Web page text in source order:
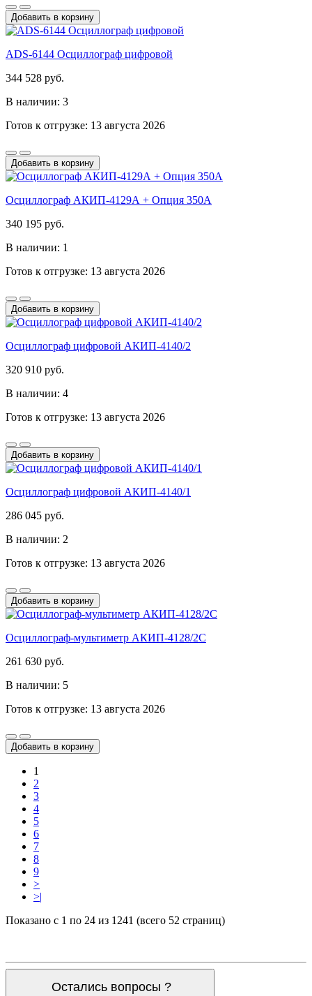
Добавить в корзину
ADS-6144 Осциллограф цифровой
344 528 руб.
В наличии: 3
Готов к отгрузке: 13 августа 2026
Добавить в корзину
Осциллограф АКИП-4129А + Опция 350А
340 195 руб.
В наличии: 1
Готов к отгрузке: 13 августа 2026
Добавить в корзину
Осциллограф цифровой АКИП-4140/2
320 910 руб.
В наличии: 4
Готов к отгрузке: 13 августа 2026
Добавить в корзину
Осциллограф цифровой АКИП-4140/1
286 045 руб.
В наличии: 2
Готов к отгрузке: 13 августа 2026
Добавить в корзину
Осциллограф-мультиметр АКИП-4128/2С
261 630 руб.
В наличии: 5
Готов к отгрузке: 13 августа 2026
Добавить в корзину
1
2
3
4
5
6
7
8
9
>
>|
Показано с 1 по 24 из 1241 (всего 52 страниц)
Остались вопросы ?